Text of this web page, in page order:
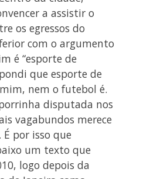
a assistir o
os egressos do
com o argumento
é “esporte de
que esporte de
nem o futebol é.
disputada nos
vagabundos merece
É por isso que
um texto que
logo depois da